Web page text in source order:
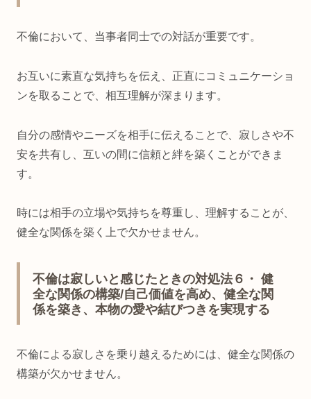
不倫において、当事者同士での対話が重要です。
お互いに素直な気持ちを伝え、正直にコミュニケーショ
ンを取ることで、相互理解が深まります。
自分の感情やニーズを相手に伝えることで、寂しさや不
安を共有し、互いの間に信頼と絆を築くことができま
す。
時には相手の立場や気持ちを尊重し、理解することが、
健全な関係を築く上で欠かせません。
不倫は寂しいと感じたときの対処法６・ 健
全な関係の構築/自己価値を高め、健全な関
係を築き、本物の愛や結びつきを実現する
不倫による寂しさを乗り越えるためには、健全な関係の
構築が欠かせません。